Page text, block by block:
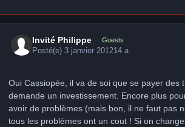
Invité Philippe Guests
Posté(e)3 janvier 201214 a
Oui Cassiopée, il va de soi que se payer des
demande un investissement. Encore plus
avoir de problèmes (mais bon, il ne faut pas
tous les problèmes ont un cout ! Si on